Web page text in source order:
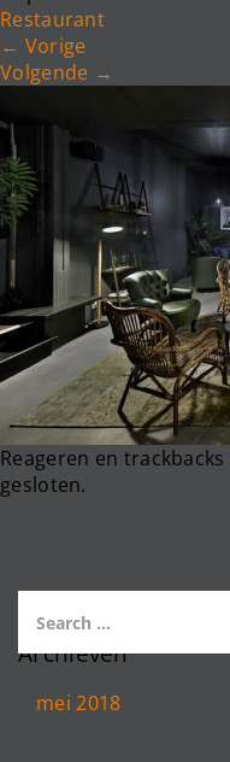
Restaurant
← Vorige
Volgende →
Reageren en
gesloten.
Archieven
mei 2018